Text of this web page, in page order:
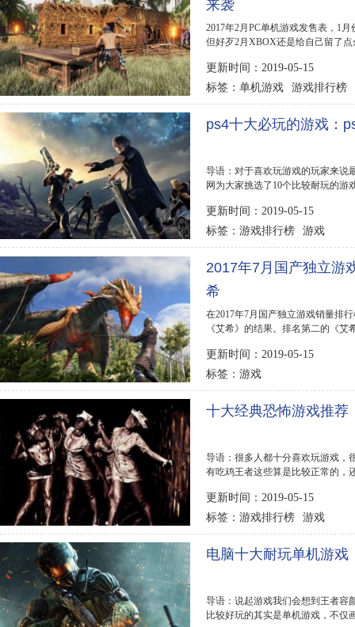
来袭
2017年2月PC单机游戏发售表，1
但好歹2月XBOX还是给自己留了
更新时间：2019-05-15
标签： 单机游戏 游戏排行榜
ps4十大必玩的游戏：
导语：对于喜欢玩游戏的玩家来说
网为大家挑选了10个比较耐玩的
更新时间：2019-05-15
标签： 游戏排行榜 游戏
2017年7月国产独立游
希
在2017年7月国产独立游戏销量排
《艾希》的结果。排名第二的《
更新时间：2019-05-15
标签： 游戏
十大经典恐怖游戏推荐
导语：很多人都十分喜欢玩游戏，
有吃鸡王者这些算是比较正常的，
更新时间：2019-05-15
标签： 游戏排行榜 游戏
电脑十大耐玩单机游
导语：说起游戏我们会想到王者容
比较好玩的其实是单机游戏，不仅